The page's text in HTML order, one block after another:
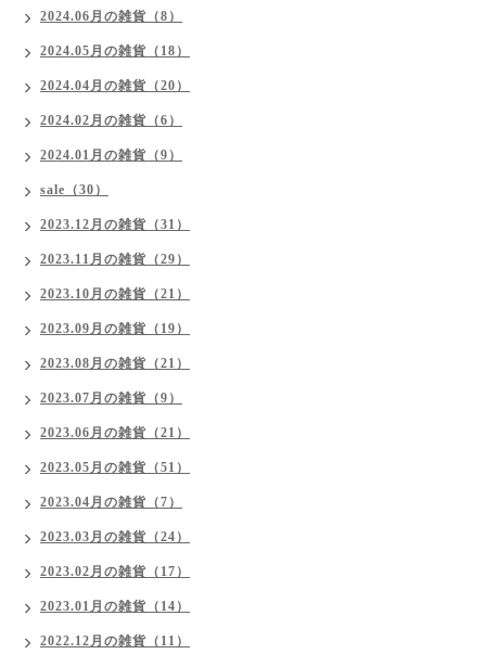
2024.06月の雑貨（8）
2024.05月の雑貨（18）
2024.04月の雑貨（20）
2024.02月の雑貨（6）
2024.01月の雑貨（9）
sale（30）
2023.12月の雑貨（31）
2023.11月の雑貨（29）
2023.10月の雑貨（21）
2023.09月の雑貨（19）
2023.08月の雑貨（21）
2023.07月の雑貨（9）
2023.06月の雑貨（21）
2023.05月の雑貨（51）
2023.04月の雑貨（7）
2023.03月の雑貨（24）
2023.02月の雑貨（17）
2023.01月の雑貨（14）
2022.12月の雑貨（11）